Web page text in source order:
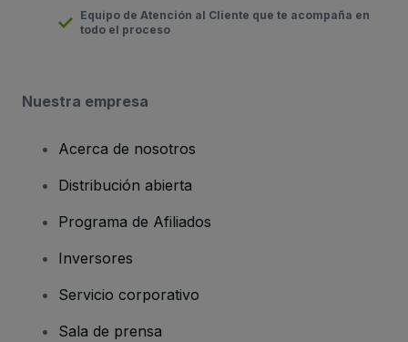
Equipo de Atención al Cliente que te acompaña en
todo el proceso
Nuestra empresa
Acerca de nosotros
Distribución abierta
Programa de Afiliados
Inversores
Servicio corporativo
Sala de prensa